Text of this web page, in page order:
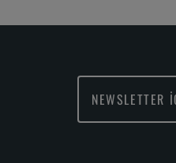
NEWSLETTER